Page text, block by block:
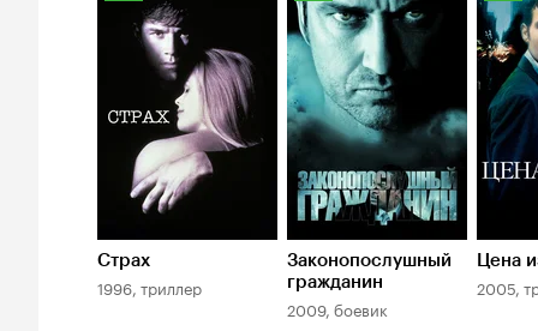
Кинопоиска
Страх
1996, триллер
Кинопоиска
8.1
Законопослушный
гражданин
2009, боевик
7.5
Цена
2005,